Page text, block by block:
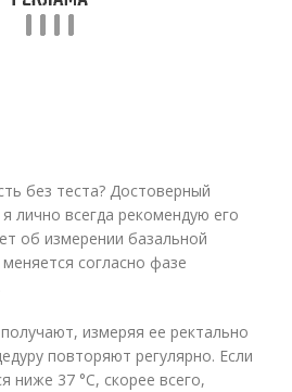
без теста? Достоверный
лично всегда рекомендую его
об измерении базальной
согласно фазе
измеряя ее ректально
повторяют регулярно. Если
ниже 37 °С, скорее всего,